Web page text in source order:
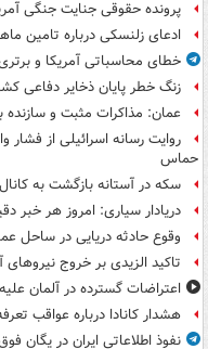
پرونده حقوقی جنایت جنگی
ادعای زلنسکی درباره تامین
خطای محاسباتی آمریکا و
زنگ خطر پایان ذخایر دفاعی
عمان: مذاکرات مثبت و سازنده با
روایت رسانه اسرائیلی از
حماس
سکه در آستانه بازگشت به کانال ۱۸۸ میلیون تومان
دریادار سیاری: امروز هر خبر
وقوع حادثه دریایی در ساحل
تاکید الزیدی بر خروج
اعتراضات گسترده در آلمان
هشدار کانادا درباره عواقب تعرفه ۵۰ درصدی
نفوذ اطلاعاتی ایران در یگان